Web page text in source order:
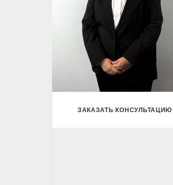
ЗАКАЗАТЬ КОНСУЛЬТАЦИЮ